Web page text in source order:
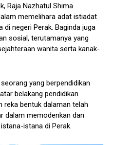
Raja Nazhatul Shima
memelihara adat istiadat
di negeri Perak. Baginda juga
sosial, terutamanya yang
wanita serta kanak-
yang berpendidikan
belakang pendidikan
reka bentuk dalaman telah
dalam memodenkan dan
istana di Perak.